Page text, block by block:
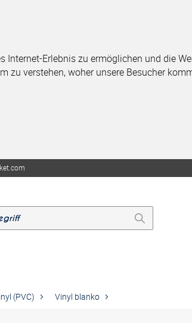
Erlebnis zu ermöglichen und die
verstehen, woher unsere Besucher
(PVC) Vinyl blanko